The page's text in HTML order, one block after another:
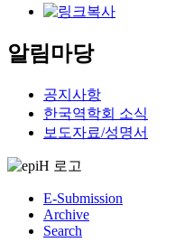
알림마당
공지사항
한국역학회 소식
보도자료/성명서
E-Submission
Archive
Search